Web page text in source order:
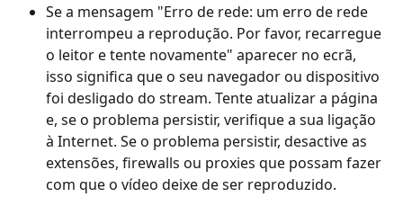
Se a mensagem "Erro de rede: um erro de rede
interrompeu a reprodução. Por favor, recarregue
o leitor e tente novamente" aparecer no ecrã,
isso significa que o seu navegador ou dispositivo
foi desligado do stream. Tente atualizar a página
e, se o problema persistir, verifique a sua ligação
à Internet. Se o problema persistir, desactive as
extensões, firewalls ou proxies que possam fazer
com que o vídeo deixe de ser reproduzido.